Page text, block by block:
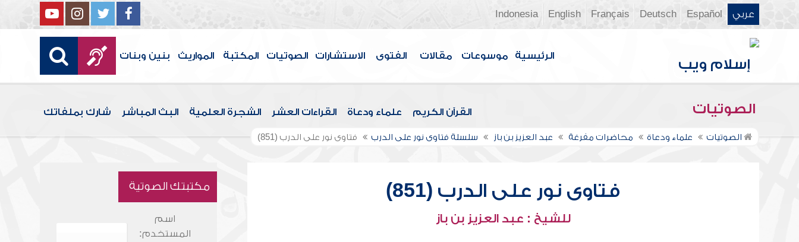
عربي Español
Deutsch
Français
English
Indonesia
الرئيسية موسوعات مقالات الفتوى الاستشارات الصوتيات المكتبة المواريث بنين وبنات
الصوتيات القرآن الكريم علماء ودعاة القراءات العشر الشجرة العلمية البث المباشر شارك بملفاتك
الصوتيات علماء ودعاة محاضرات مفرغة عبد العزيز بن باز سلسلة فتاوى نور على الدرب فتاوى نور على الدرب (851)
فتاوى نور على الدرب (851)
للشيخ : عبد العزيز بن باز
مكتبتك الصوتية
اسم
المستخدم: